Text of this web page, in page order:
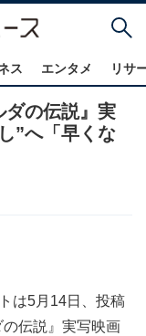
ス エンタメ リサ
ダの伝説』実
”へ「早くな
は5月14日、投稿
伝説』実写映画